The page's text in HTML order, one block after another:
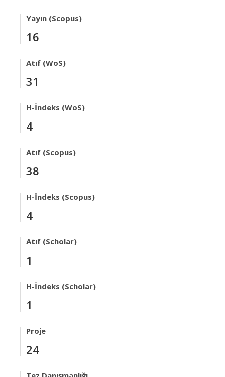
Yayın (Scopus)
16
Atıf (WoS)
31
H-İndeks (WoS)
4
Atıf (Scopus)
38
H-İndeks (Scopus)
4
Atıf (Scholar)
1
H-İndeks (Scholar)
1
Proje
24